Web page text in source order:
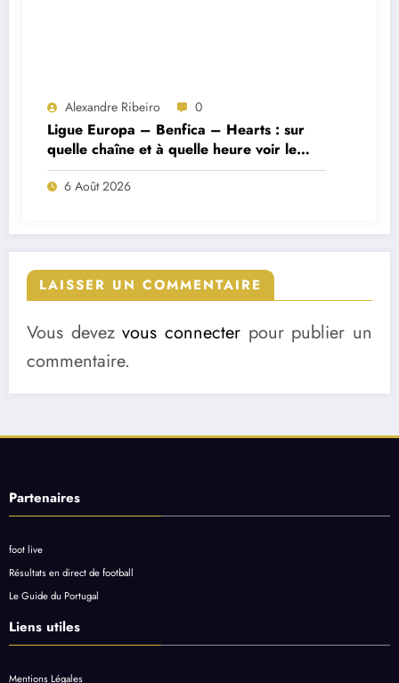
Alexandre Ribeiro 0
Ligue Europa – Benfica – Hearts : sur
quelle chaîne et à quelle heure voir le
match ?
6 Août 2026
LAISSER UN COMMENTAIRE
Vous devezvous connecter pour publier un
commentaire.
Partenaires
foot live
Résultats en direct de football
Le Guide du Portugal
Liens utiles
Mentions Légales